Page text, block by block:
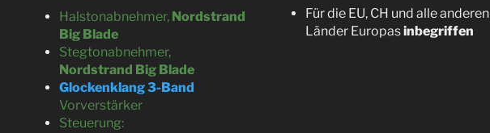
Halstonabnehmer, Nordstrand
Big Blade
Stegtonabnehmer,
Nordstrand Big Blade
Glockenklang 3-Band
Vorverstärker
Steuerung:
Für die EU, CH und alle anderen
Länder Europasinbegriffen